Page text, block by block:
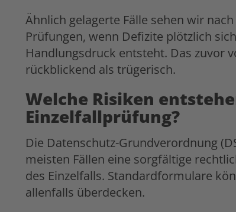
Ähnlich gelagerte Fälle sehen wir
Prüfungen, wenn Defizite plötzlich
Handlungsdruck entsteht. Das zuvor
rückblickend als trügerisch.
Welche Risiken
Einzelfallprüfung?
Die Datenschutz-Grundverordnung
meisten Fällen eine sorgfältige
des Einzelfalls. Standardformulare
allenfalls überdecken.